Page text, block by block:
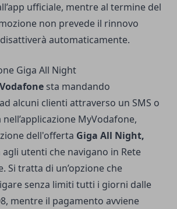
ufficiale, mentre al termine del
non prevede il rinnovo
automaticamente.
Giga All Night
Vodafone sta mandando
alcuni clienti attraverso un SMS o
MyVodafone,
dell'offerta Giga All Night,
utenti che navigano in Rete
Si tratta di un’opzione che
senza limiti tutti i giorni dalle
mentre il pagamento avviene